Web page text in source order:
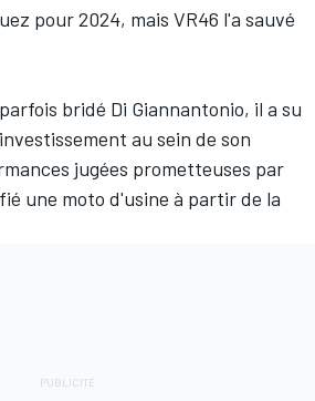
pour 2024, mais VR46 l'a sauvé
bridé Di Giannantonio, il a su
au sein de son
jugées prometteuses par
une moto d'usine à partir de la